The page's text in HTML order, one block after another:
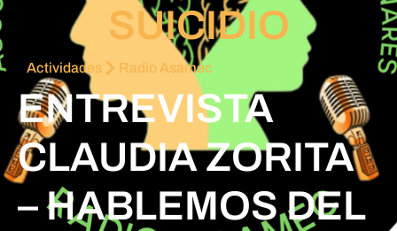
SUICIDIO
Actividades Radio Asamec
ENTREVISTA
CLAUDIA ZORITA
– HABLEMOS DEL